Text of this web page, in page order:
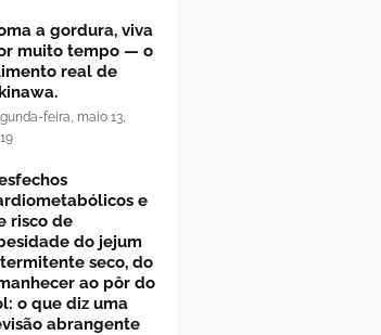
a gordura, viva
muito tempo — o
real de
feira, maio 13,
e
risco de
do jejum
seco, do
ao pôr do
o que diz uma
abrangente